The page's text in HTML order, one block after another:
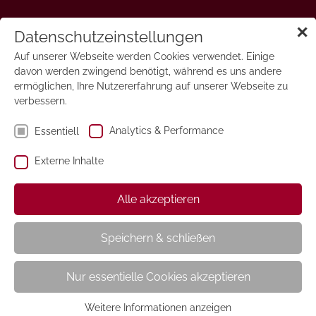
Dinosaurier Magazin ✕
Datenschutzeinstellungen
Auf unserer Webseite werden Cookies verwendet. Einige
davon werden zwingend benötigt, während es uns andere
ermöglichen, Ihre Nutzererfahrung auf unserer Webseite zu
verbessern.
Essentiell Analytics & Performance
Externe Inhalte
Alle akzeptieren
Speichern & schließen
Nur essentielle Cookies akzeptieren
Weitere Informationen anzeigen